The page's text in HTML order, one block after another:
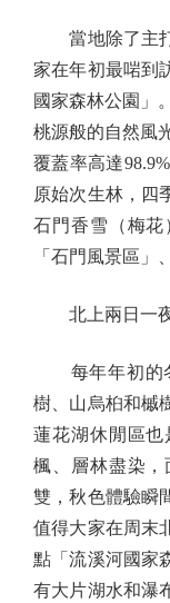
當地除了主打
家在年初最啱到
國家森林公園」
桃源般的自然風
覆蓋率高達
原始次生林，四
石門香雪（梅
「石門風景區」
北上兩日一夜
每年年初的冬
樹、山烏桕和槭
蓮花湖休閒區
楓、層林盡染，
雙，秋色體驗瞬
值得大家在周末
點「流溪河國家
有大片湖水和瀑